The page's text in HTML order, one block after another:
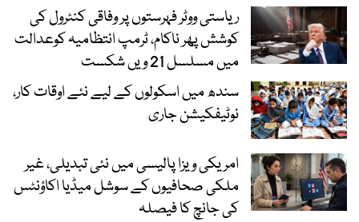
ریاستی ووٹر فہرستوں پر وفاقی کنٹرول کی
کوشش پھر ناکام، ٹرمپ انتظامیہ کوعدالت
میں مسلسل 21 ویں شکست
سندھ میں اسکولوں کے لیے نئے اوقات کار،
نوٹیفکیشن جاری
امریکی ویزا پالیسی میں نئی تبدیلی، غیر
ملکی صحافیوں کے سوشل میڈیا اکاؤنٹس
کی جانچ کا فیصلہ